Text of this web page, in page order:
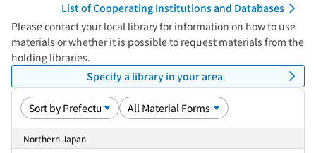
List of Cooperating Institutions and Databases
Please contact your local library for information on how to use
materials or whether it is possible to request materials from the
holding libraries.
Specify a library in your area
Northern Japan